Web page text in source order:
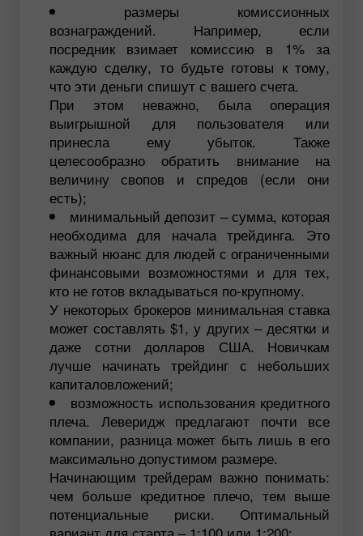
размеры комиссионных
вознаграждений. Например, если
посредник взимает комиссию в 1% за
каждую сделку, то будьте готовы к тому,
что эти деньги спишут с вашего счета.
При этом неважно, была операция
выигрышной для пользователя или
принесла ему убыток. Также
целесообразно обратить внимание на
величину свопов и спредов (если они
есть);
минимальный депозит – сумма, которая
необходима для начала трейдинга. Это
важный нюанс для людей с ограниченными
финансовыми возможностями и для тех,
кто не готов вкладываться по-крупному.
У некоторых брокеров минимальная ставка
может составлять $1, у других – десятки и
даже сотни долларов США. Новичкам
лучше начинать трейдинг с небольших
капиталовложений;
возможность использования кредитного
плеча. Леверидж предлагают почти все
компании, разница может быть лишь в его
максимально допустимом размере.
Начинающим трейдерам важно понимать:
чем больше кредитное плечо, тем выше
потенциальные риски. Оптимальный